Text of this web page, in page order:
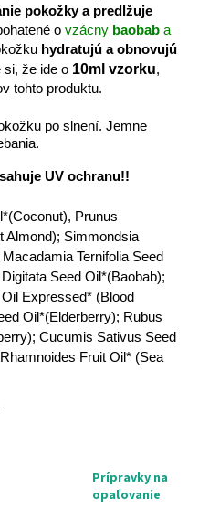
pokožky a predlžuje
o vzácny baobab a
hydratujú a obnovujú
si, že ide o 10ml vzorku,
tohto produktu.
po slnení. Jemne
UV ochranu!!
Prunus
Almond); Simmondsia
Ternifolia Seed
Seed Oil*(Baobab);
Expressed* (Blood
Oil*(Elderberry); Rubus
Cucumis Sativus Seed
Fruit Oil* (Sea
Prípravky na
opaľovanie